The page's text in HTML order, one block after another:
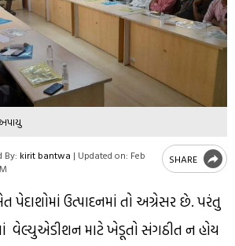
અપાયુ
By: kirit bantwa | Updated on: Feb
SHARE
ઉત્પાદનમાં તો અગ્રેસર છે. પરંતુ
વેલ્યુએડીશન માટે ખેડૂતો સંગઠીત ન હોય